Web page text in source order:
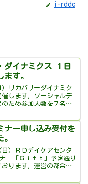
i-rddc
ダイナミクス １日
ます。
）リカバリーダイナミク
催します。ソーシャルデ
のため参加人数を７名ま
ナー申し込み受付を
日）ＲＤデイケアセンタ
ー「Ｇｉｆｔ」予定通り
おります。運営の都合
終了させていただきま